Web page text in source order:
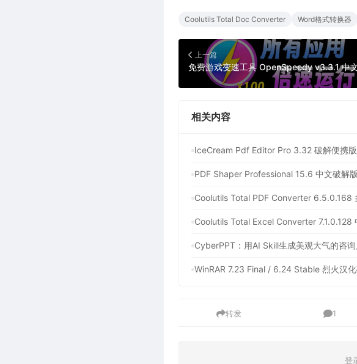
Coolutils Total Doc Converter Word格式转换器
上一篇
相关内容
IceCream Pdf Editor Pro 3.32 破解便携版
PDF Shaper Professional 15.6 中文破解
Coolutils Total PDF Converter 6.5.0.168
Coolutils Total Excel Converter 7.1.0.128
CyberPPT：用AI Skill生成美观大气的咨
WinRAR 7.23 Final / 6.24 Stable 烈火汉
转发 1
登